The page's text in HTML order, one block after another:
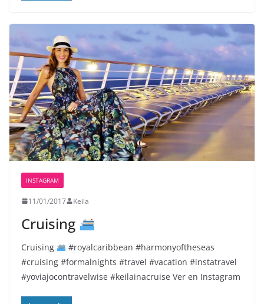
INSTAGRAM
11/01/2017 Keila
Cruising
Cruising
#royalcaribbean #harmonyoftheseas
#cruising #formalnights #travel #vacation #instatravel
#yoviajocontravelwise #keilainacruise Ver en Instagram